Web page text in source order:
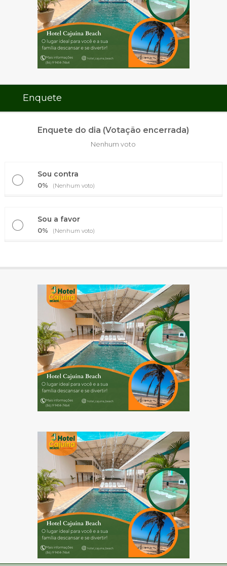
Enquete
Enquete do dia (Votação encerrada)
Nenhum voto
Sou contra
0% (Nenhum voto)
Sou a favor
0% (Nenhum voto)